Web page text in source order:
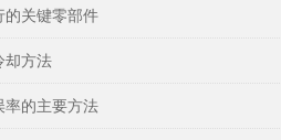
的关键零部件
却方法
率的主要方法